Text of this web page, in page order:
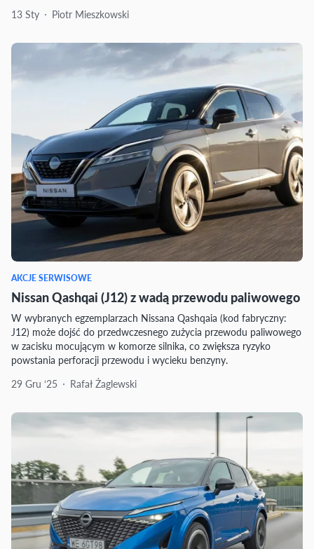
13 Sty
Piotr Mieszkowski
AKCJE SERWISOWE
Nissan Qashqai (J12) z wadą przewodu paliwowego
W wybranych egzemplarzach Nissana Qashqaia (kod fabryczny:
J12) może dojść do przedwczesnego zużycia przewodu paliwowego
w zacisku mocującym w komorze silnika, co zwiększa ryzyko
powstania perforacji przewodu i wycieku benzyny.
29 Gru ‘25
Rafał Żaglewski